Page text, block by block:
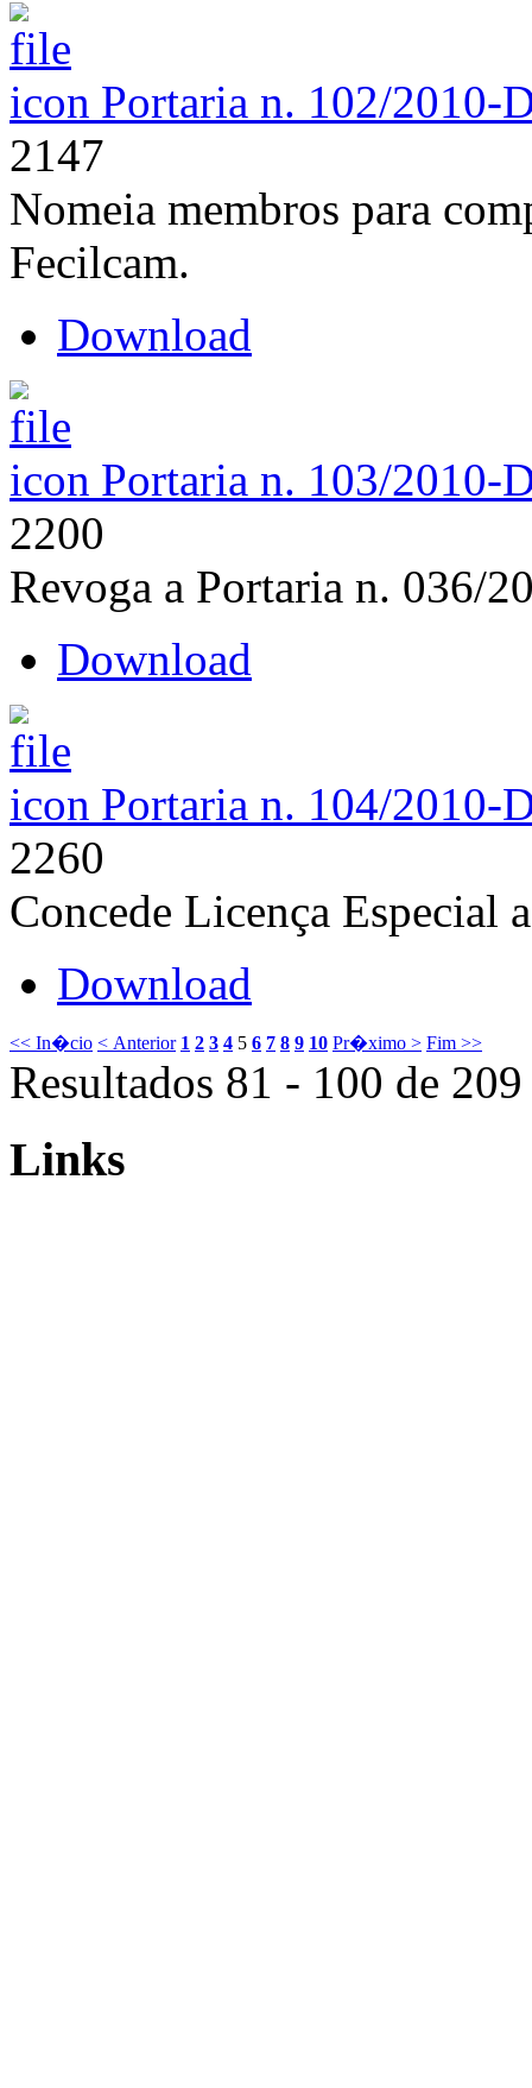
Portaria n. 102/2010-
2147
Nomeia membros para
Fecilcam.
Download
Portaria n. 103/2010-
2200
Revoga a Portaria n. 036/
Download
Portaria n. 104/2010-
2260
Concede Licença Especial
Download
<< In�cio < Anterior 1 2 3 4 5 6 7 8 9 10 Pr�ximo > Fim >>
Resultados 81 - 100 de 209
Links